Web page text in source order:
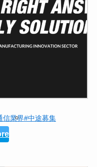
信業界#中途募集